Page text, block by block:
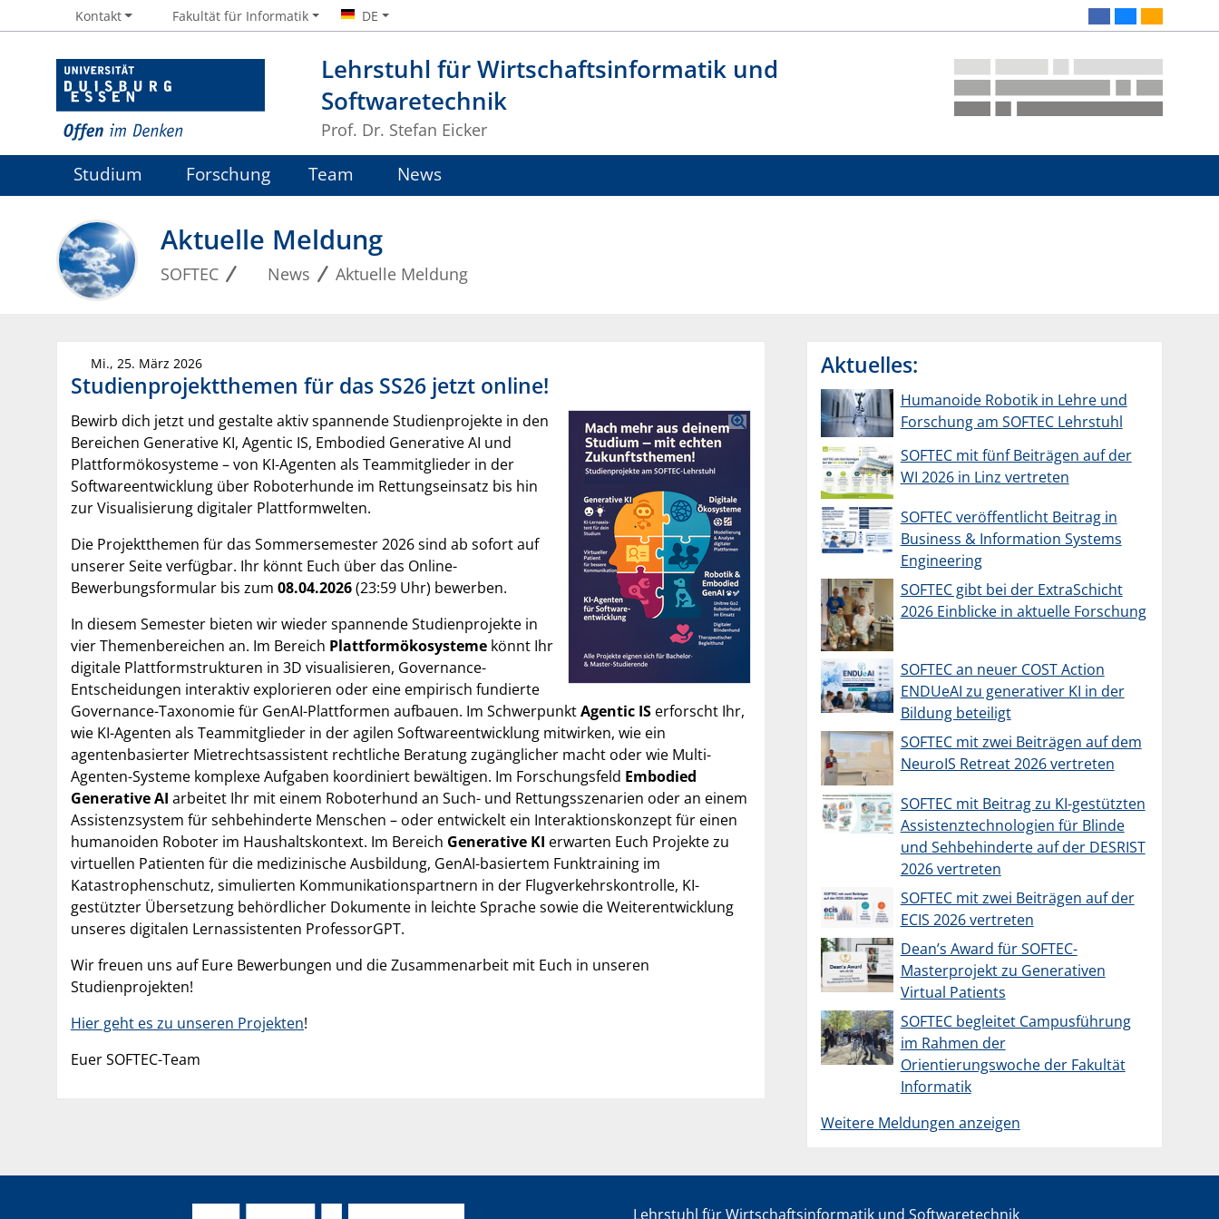
Lehrstuhl für Wirtschaftsinformatik und
Softwaretechnik
Prof. Dr. Stefan Eicker
Kontakt Fakultät für Informatik DE
Studium Forschung Team News
Aktuelle Meldung
SOFTEC News Aktuelle Meldung
Mi., 25. März 2026
Studienprojektthemen für das SS26 jetzt online!
Bewirb dich jetzt und gestalte aktiv spannende Studienprojekte in den
Bereichen Generative KI, Agentic IS, Embodied Generative AI und
Plattformökosysteme – von KI-Agenten als Teammitglieder in der
Softwareentwicklung über Roboterhunde im Rettungseinsatz bis hin
zur Visualisierung digitaler Plattformwelten.
Die Projektthemen für das Sommersemester 2026 sind ab sofort auf
unserer Seite verfügbar. Ihr könnt Euch über das Online-
Bewerbungsformular bis zum 08.04.2026(23:59 Uhr) bewerben.
In diesem Semester bieten wir wieder spannende Studienprojekte in
vier Themenbereichen an. Im Bereich Plattformökosysteme könnt Ihr
digitale Plattformstrukturen in 3D visualisieren, Governance-
Entscheidungen interaktiv explorieren oder eine empirisch fundierte
Governance-Taxonomie für GenAI-Plattformen aufbauen. Im SchwerpunktAgentic IS erforscht Ihr,
wie KI-Agenten als Teammitglieder in der agilen Softwareentwicklung mitwirken, wie ein
agentenbasierter Mietrechtsassistent rechtliche Beratung zugänglicher macht oder wie Multi-
Agenten-Systeme komplexe Aufgaben koordiniert bewältigen. Im Forschungsfeld Embodied
Generative AI arbeitet Ihr mit einem Roboterhund an Such- und Rettungsszenarien oder an einem
Assistenzsystem für sehbehinderte Menschen – oder entwickelt ein Interaktionskonzept für einen
humanoiden Roboter im Haushaltskontext. Im Bereich Generative KI erwarten Euch Projekte zu
virtuellen Patienten für die medizinische Ausbildung, GenAI-basiertem Funktraining im
Katastrophenschutz, simulierten Kommunikationspartnern in der Flugverkehrskontrolle, KI-
gestützter Übersetzung behördlicher Dokumente in leichte Sprache sowie die Weiterentwicklung
unseres digitalen Lernassistenten ProfessorGPT.
Wir freuen uns auf Eure Bewerbungen und die Zusammenarbeit mit Euch in unseren
Studienprojekten!
Hier geht es zu unseren Projekten!
Euer SOFTEC-Team
Aktuelles:
Humanoide Robotik in Lehre und
Forschung am SOFTEC Lehrstuhl
SOFTEC mit fünf Beiträgen auf der
WI 2026 in Linz vertreten
SOFTEC veröffentlicht Beitrag in
Business & Information Systems
Engineering
SOFTEC gibt bei der ExtraSchicht
2026 Einblicke in aktuelle Forschung
SOFTEC an neuer COST Action
ENDUeAI zu generativer KI in der
Bildung beteiligt
SOFTEC mit zwei Beiträgen auf dem
NeuroIS Retreat 2026 vertreten
SOFTEC mit Beitrag zu KI-gestützten
Assistenztechnologien für Blinde
und Sehbehinderte auf der DESRIST
2026 vertreten
SOFTEC mit zwei Beiträgen auf der
ECIS 2026 vertreten
Dean’s Award für SOFTEC-
Masterprojekt zu Generativen
Virtual Patients
SOFTEC begleitet Campusführung
im Rahmen der
Orientierungswoche der Fakultät
Informatik
Weitere Meldungen anzeigen
Lehrstuhl für Wirtschaftsinformatik und Softwaretechnik